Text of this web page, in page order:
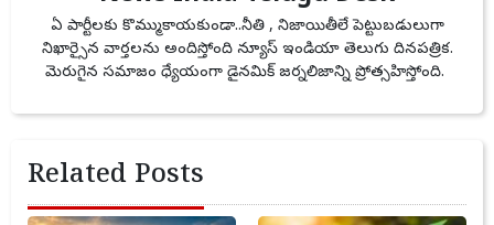
ఏ పార్టీలకు కొమ్ముకాయకుండా..నీతి , నిజాయితీలే పెట్టుబడులుగా
నిఖార్సైన వార్తలను అందిస్తోంది న్యూస్ ఇండియా తెలుగు దినపత్రిక.
మెరుగైన సమాజం ధ్యేయంగా డైనమిక్ జర్నలిజాన్ని ప్రోత్సహిస్తోంది.
Related Posts